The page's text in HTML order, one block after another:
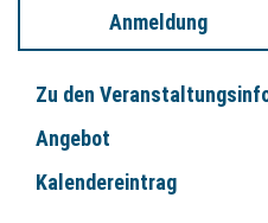
Anmeldung
Zu den
Angebot
Kalendereintrag